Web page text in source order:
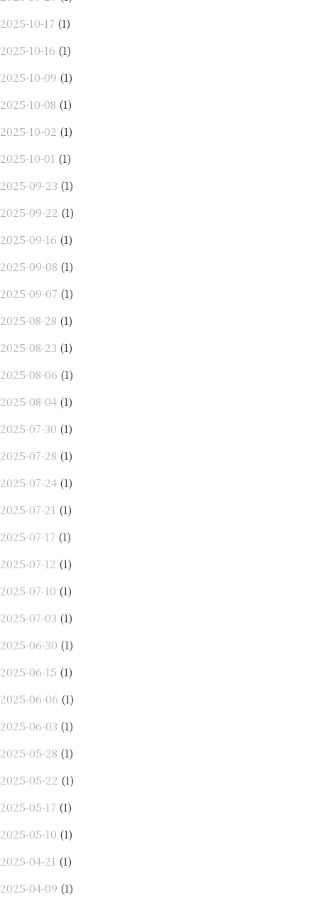
2025-10-17 (1)
2025-10-16 (1)
2025-10-09 (1)
2025-10-08 (1)
2025-10-02 (1)
2025-10-01 (1)
2025-09-23 (1)
2025-09-22 (1)
2025-09-16 (1)
2025-09-08 (1)
2025-09-07 (1)
2025-08-28 (1)
2025-08-23 (1)
2025-08-06 (1)
2025-08-04 (1)
2025-07-30 (1)
2025-07-28 (1)
2025-07-24 (1)
2025-07-21 (1)
2025-07-17 (1)
2025-07-12 (1)
2025-07-10 (1)
2025-07-03 (1)
2025-06-30 (1)
2025-06-15 (1)
2025-06-06 (1)
2025-06-03 (1)
2025-05-28 (1)
2025-05-22 (1)
2025-05-17 (1)
2025-05-10 (1)
2025-04-21 (1)
2025-04-09 (1)